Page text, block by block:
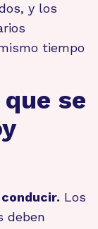
y los
tiempo
se
Los
deben